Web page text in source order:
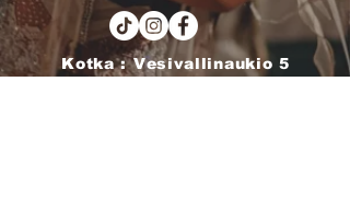
Kotka : Vesivallinaukio 5